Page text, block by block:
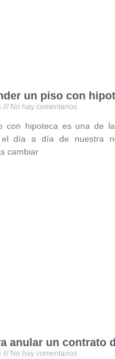
un piso con
No hay comentarios
con hipoteca es una de
el día a día de nuestra
cambiar
anular un contrato
No hay comentarios